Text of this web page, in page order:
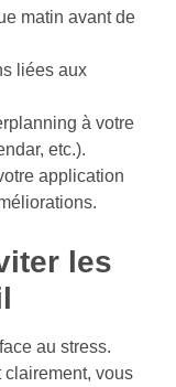
matin avant de
liées aux
à votre
etc.).
application
les
au stress.
clairement, vous